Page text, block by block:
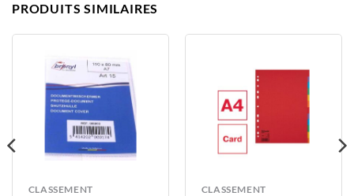
PRODUITS SIMILAIRES
CLASSEMENT CLASSEMENT